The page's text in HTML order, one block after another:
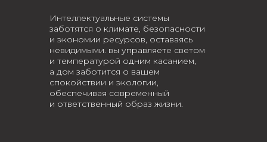
Интеллектуальные системы
заботятся о климате, безопасности
и экономии ресурсов, оставаясь
невидимыми. вы управляете светом
и температурой одним касанием,
а дом заботится о вашем
спокойствии и экологии,
обеспечивая современный
и ответственный образ жизни.